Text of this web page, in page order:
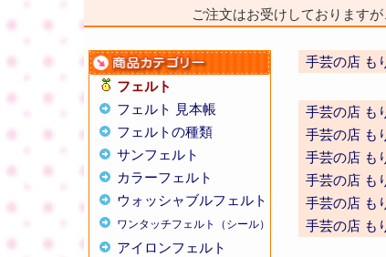
ご注文はお受けしておりますが
フェルト
フェルト 見本帳
フェルトの種類
サンフェルト
カラーフェルト
ウォッシャブルフェルト
ワンタッチフェルト（シール）
アイロンフェルト
手芸の店 も
手芸の店 も
手芸の店 も
手芸の店 も
手芸の店 も
手芸の店 も
手芸の店 も